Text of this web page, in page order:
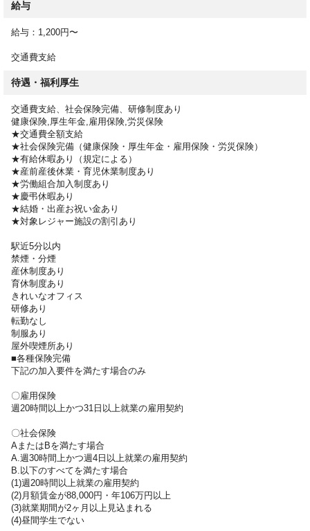
【★ 採用担当より ★】
研修あり◎制服貸与×週3日からOK相談可×社会保険完備×百貨店
の惣菜・佃煮販売のお仕事です♪
【シフトについて】
2パターンの勤務時間があります。
①早番：9:30から17:30
②遅番：11:45-19:45
（実働7時間・休憩1時間）
土日含むシフト制。
週3日希望など、勤務日数は
ご相談ください◎
丁寧な研修があります◎
先輩スタッフが優しく教えてくれる
環境です。
【制服について！】
ユニフォームが貸与されます◎
・。'.・。'.・。'.・。'.・。'.・。'.・。
【+αでお伝えしたいこと】
株式会社ヒト・コミュニケーションズは、東証プライム市場上場
の株式会社ヒト・コミュニケーションズ・ホールディングスを
空港でのお仕事、販売・接客、コールセンター、軽作業、イベン
トスタッフなど、さまざまな職種へのご就業をサポートしていま
す。
特に、ここ最近では、関西国際空港、大阪空港（伊丹空港）、神
戸空港など関西エリアの空港でのお仕事や、日本全国のメイン空
港（成田空港、羽田空港、千歳空港など）のサポートも多く行っ
ています。
給与
給与：1,200円〜
交通費支給
待遇・福利厚生
交通費支給、社会保険完備、研修制度あり
健康保険,厚生年金,雇用保険,労災保険
★交通費全額支給
★社会保険完備（健康保険・厚生年金・雇用保険・労災保険）
★有給休暇あり（規定による）
★産前産後休業・育児休業制度あり
★労働組合加入制度あり
★慶弔休暇あり
★結婚・出産お祝い金あり
★対象レジャー施設の割引あり
駅近5分以内
禁煙・分煙
産休制度あり
育休制度あり
きれいなオフィス
研修あり
転勤なし
制服あり
屋外喫煙所あり
■各種保険完備
下記の加入要件を満たす場合のみ
〇雇用保険
週20時間以上かつ31日以上就業の雇用契約
〇社会保険
AまたはBを満たす場合
A.週30時間上かつ週4日以上就業の雇用契約
B.以下のすべてを満たす場合
(1)週20時間以上就業の雇用契約
(2)月額賃金が88,000円・年106万円以上
(3)就業期間が2ヶ月以上見込まれる
(4)昼間学生でない